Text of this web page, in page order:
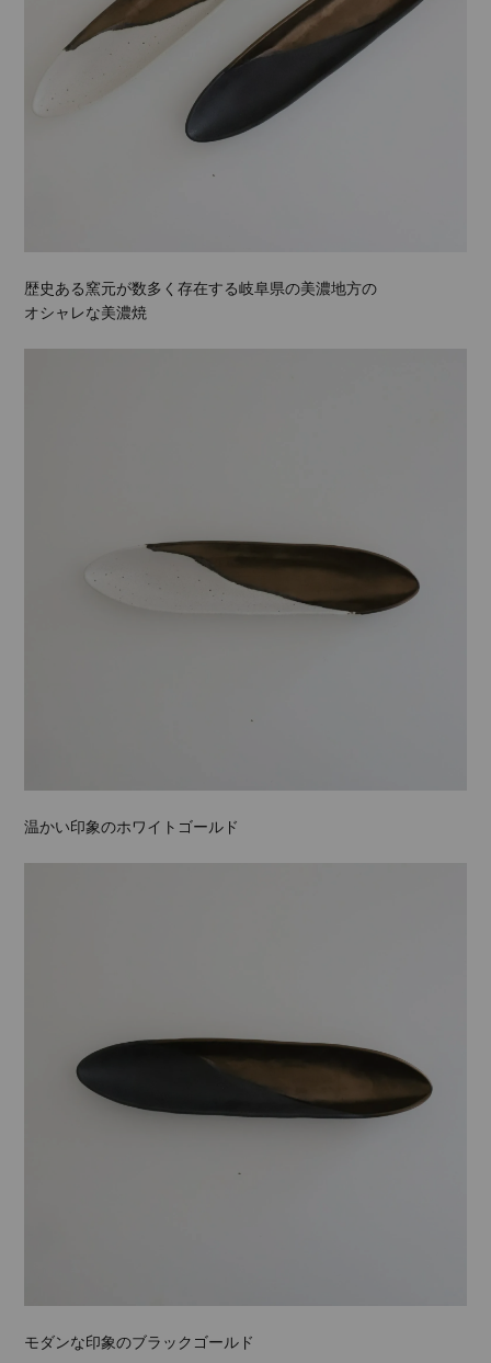
歴史ある窯元が数多く存在する岐阜県の美濃地方の
オシャレな美濃焼
温かい印象のホワイトゴールド
モダンな印象のブラックゴールド